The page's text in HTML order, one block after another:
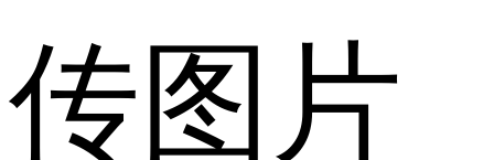
传图片